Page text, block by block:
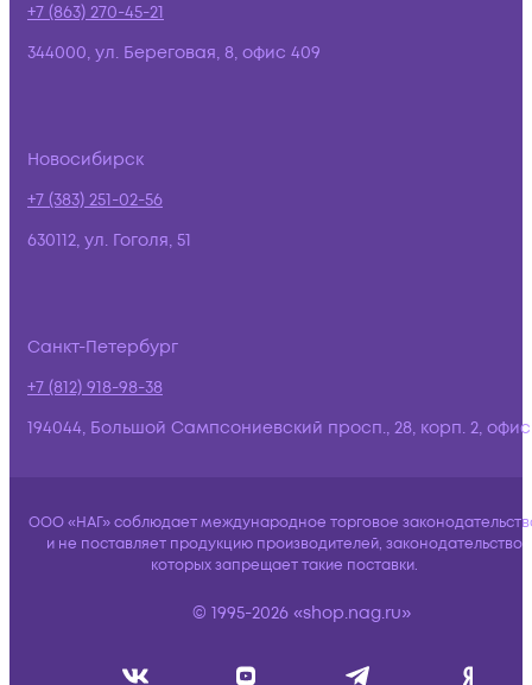
+7 (863) 270-45-21
344000, ул. Береговая, 8, офис 409
Новосибирск
+7 (383) 251-02-56
630112, ул. Гоголя, 51
Санкт-Петербург
+7 (812) 918-98-38
194044, Большой Сампсониевский просп., 28, корп. 2,
ООО «НАГ» соблюдает международное торговое
и не поставляет продукцию производителей, законодательство
которых запрещает такие поставки.
© 1995-2026 «shop.nag.ru»